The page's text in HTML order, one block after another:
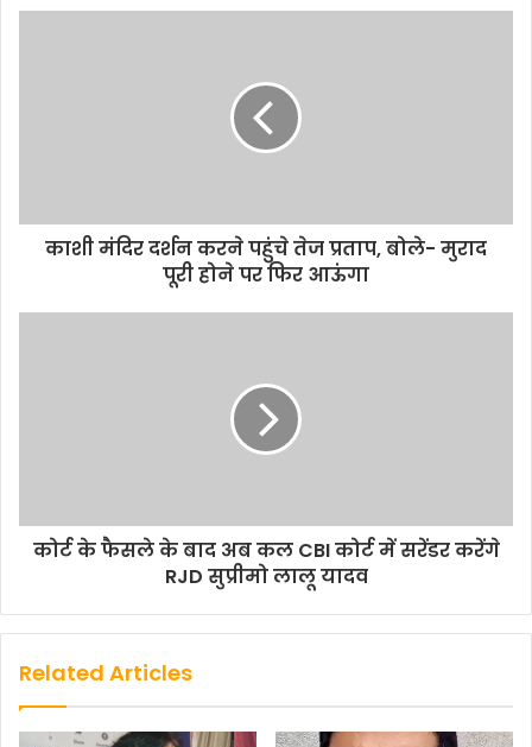
काशी मंदिर दर्शन करने पहुंचे तेज प्रताप, बोले- मुराद
पूरी होने पर फिर आऊंगा
कोर्ट के फैसले के बाद अब कल CBI कोर्ट में सरेंडर करेंगे
RJD सुप्रीमो लालू यादव
Related Articles